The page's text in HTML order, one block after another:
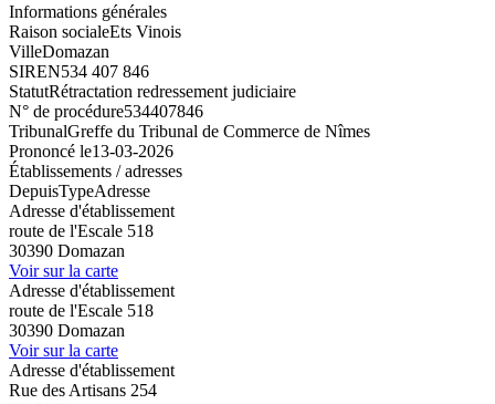
Informations générales
Raison socialeEts Vinois
VilleDomazan
SIREN534 407 846
StatutRétractation redressement judiciaire
N° de procédure534407846
TribunalGreffe du Tribunal de Commerce de Nîmes
Prononcé le13-03-2026
Établissements / adresses
DepuisTypeAdresse
Adresse d'établissement
route de l'Escale 518
30390 Domazan
Voir sur la carte
Adresse d'établissement
route de l'Escale 518
30390 Domazan
Voir sur la carte
Adresse d'établissement
Rue des Artisans 254